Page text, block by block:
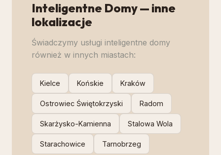
Inteligentne Domy— inne
lokalizacje
Świadczymy usługi inteligentne domy
również w innych miastach:
Kielce Końskie Kraków
Ostrowiec Świętokrzyski Radom
Skarżysko-Kamienna Stalowa Wola
Starachowice Tarnobrzeg